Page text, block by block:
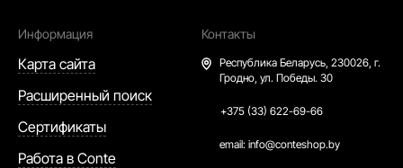
Информация
Карта сайта
Расширенный поиск
Сертификаты
Работа в Conte
Контакты
Республика Беларусь, 230026, г.
Гродно, ул. Победы. 30
+375 (33) 622-69-66
email: info@conteshop.by